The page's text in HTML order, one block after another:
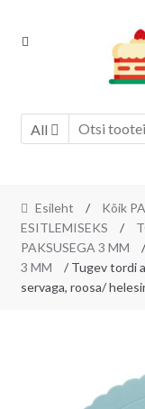
Skip
Skip
All
Esileht /
Kõik
ESITLEMISEKS
/
PAKSUSEGA 3 MM
/
3 MM
/ Tugev tordi
servaga, roosa/